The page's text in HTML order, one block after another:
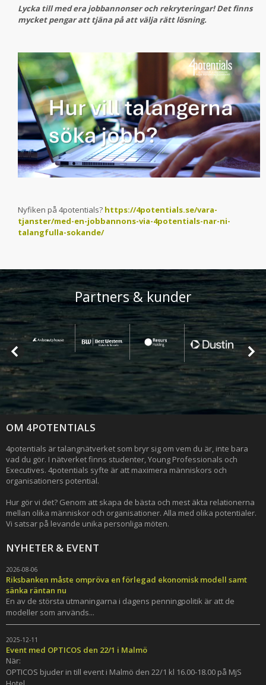
Lycka till med era jobbannonser och rekryteringar! Det finns
mycket pengar att tjäna på att välja rätt lösning.
Nyfiken på 4potentials? https://4potentials.se/vara-
tjanster/med-en-jobbannons-via-4potentials-nar-ni-
talangfulla-sokande/
Partners & kunder
OM 4POTENTIALS
4potentials är talangnätverket som bryr sig om vem du är, inte bara
vad du gör. I nätverket finns studenter, Young Professionals och
Executives. 4potentials syfte är att maximera människors och
organisationers potential.
Hur gör vi det? Genom att skapa de bästa och mest äkta relationerna
mellan olika människor och organisationer. Alla med olika potentialer.
Vi satsar på levande unika personliga möten.
NYHETER & EVENT
2026-08-06
Riksbanken måste ompröva en förlegad ekonomisk modell samt
sänka räntan nu
En av de största utmaningarna i dagens penningpolitik är att de
modeller som används...
2025-12-11
Event med OPTICOS den 22/1 i Malmö
När:
OPTICOS bjuder in till event i Malmö den 22/1 kl 16.00-18.00 på MjS